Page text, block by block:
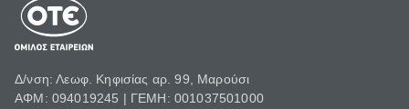
Δ/νση: Λεωφ. Κηφισίας αρ. 99, Μαρούσι
ΑΦΜ: 094019245 | ΓΕΜΗ: 001037501000